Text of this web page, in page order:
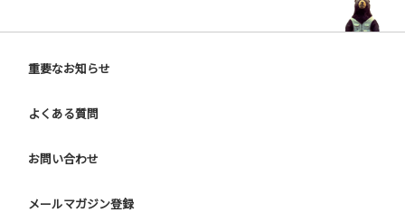
重要なお知らせ
よくある質問
お問い合わせ
メールマガジン登録